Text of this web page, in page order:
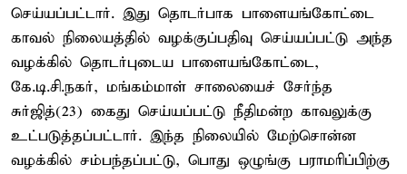
செய்யப்பட்டார். இது தொடர்பாக பாளையங்கோட்டை
காவல் நிலையத்தில் வழக்குப்பதிவு செய்யப்பட்டு அந்த
வழக்கில் தொடர்புடைய பாளையங்கோட்டை,
கே.டி.சி.நகர், மங்கம்மாள் சாலையைச் சேர்ந்த
சுர்ஜித்(23) கைது செய்யப்பட்டு நீதிமன்ற காவலுக்கு
உட்படுத்தப்பட்டார். இந்த நிலையில் மேற்சொன்ன
வழக்கில் சம்பந்தப்பட்டு, பொது ஒழுங்கு பராமரிப்பிற்கு